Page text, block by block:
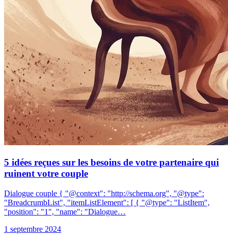
5 idées reçues sur les besoins de votre partenaire qui
ruinent votre couple
Dialogue couple { "@context": "http://schema.org", "@type":
"BreadcrumbList", "itemListElement": [ { "@type": "ListItem",
"position": "1", "name": "Dialogue…
1 septembre 2024